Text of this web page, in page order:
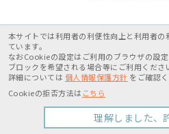
本サイトでは利用者の利便性向上と利用者
ています。
なおCookieの設定はご利用のブラウザの設
ブロックを希望される場合等にご利用くださ
詳細については 個人情報保護方針 をご確認く
Cookieの拒否方法は こちら
理解しました、